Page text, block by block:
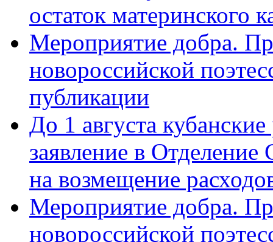
остаток материнского
Мероприятие добра.
новороссийской
публикации
До 1 августа
заявление в
на возмещение
Мероприятие добра.
новороссийской